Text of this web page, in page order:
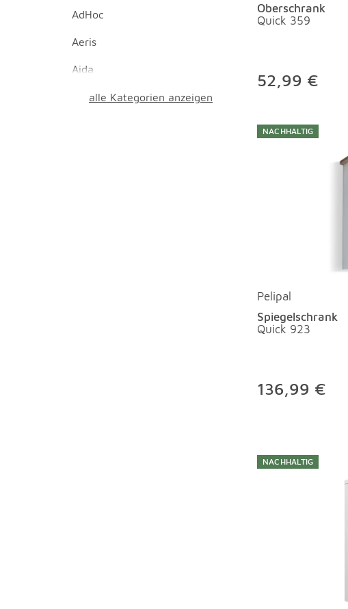
AdHoc
Aeris
Aida
alle Kategorien anzeigen
Oberschrank
Quick 359
52,99 €
NACHHALTIG
Pelipal
Spiegelschrank
Quick 923
136,99 €
NACHHALTIG